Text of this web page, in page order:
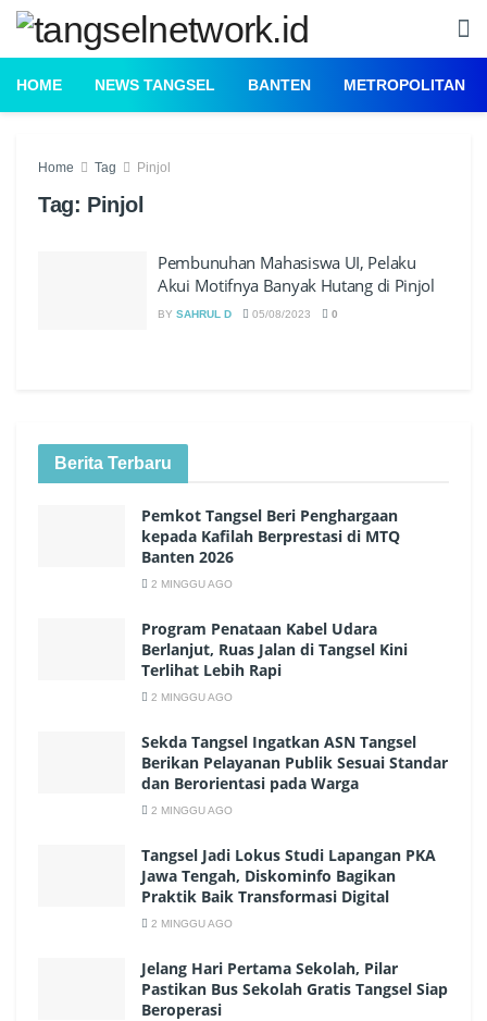
HOME NEWS TANGSEL BANTEN METROPOLITAN
Home Tag Pinjol
Tag: Pinjol
Pembunuhan Mahasiswa UI, Pelaku
Akui Motifnya Banyak Hutang di Pinjol
BY SAHRUL D 05/08/2023 0
Berita Terbaru
Pemkot Tangsel Beri Penghargaan
kepada Kafilah Berprestasi di MTQ
Banten 2026
2 MINGGU AGO
Program Penataan Kabel Udara
Berlanjut, Ruas Jalan di Tangsel Kini
Terlihat Lebih Rapi
2 MINGGU AGO
Sekda Tangsel Ingatkan ASN Tangsel
Berikan Pelayanan Publik Sesuai Standar
dan Berorientasi pada Warga
2 MINGGU AGO
Tangsel Jadi Lokus Studi Lapangan PKA
Jawa Tengah, Diskominfo Bagikan
Praktik Baik Transformasi Digital
2 MINGGU AGO
Jelang Hari Pertama Sekolah, Pilar
Pastikan Bus Sekolah Gratis Tangsel Siap
Beroperasi